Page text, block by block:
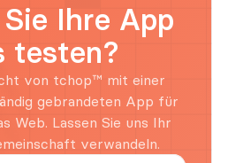
Ihre App
testen?
von tchop™ mit einer
gebrandeten App für
Web. Lassen Sie uns Ihr
verwandeln.